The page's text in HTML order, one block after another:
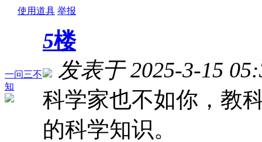
使用道具 举报
一问三不
知
5楼
发表于 2025-3-15
科学家也不如你，教
的科学知识。